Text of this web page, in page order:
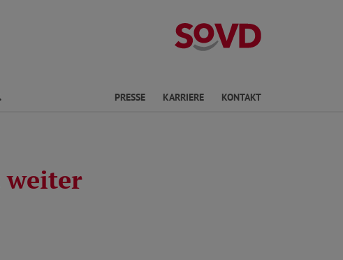
Kreisverband
PRESSE KARRIERE KONTAKT
weiter